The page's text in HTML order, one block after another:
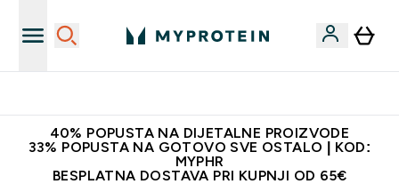
40% POPUSTA NA DIJETALNE PROIZVODE
33% POPUSTA NA GOTOVO SVE OSTALO | KOD:
MYPHR
BESPLATNA DOSTAVA PRI KUPNJI OD 65€